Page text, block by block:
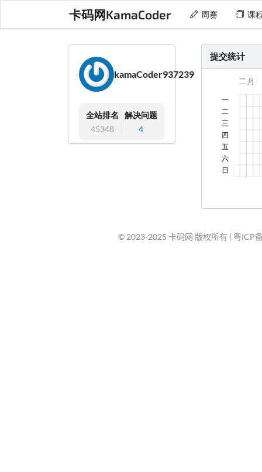
卡码网KamaCoder 周赛 课
kamaCoder937239
全站排名
45348
解决问题
4
提交统计
© 2023-2025 卡码网 版权所有 | 粤ICP